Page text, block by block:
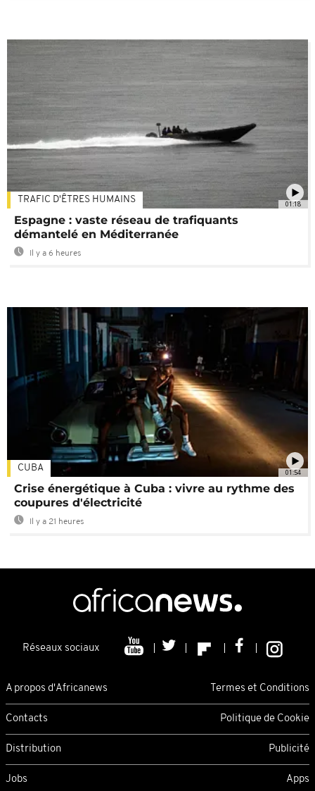
01:18
TRAFIC D'ÊTRES HUMAINS
Espagne : vaste réseau de trafiquants
démantelé en Méditerranée
Il y a 6 heures
01:54
CUBA
Crise énergétique à Cuba : vivre au rythme des
coupures d'électricité
Il y a 21 heures
Réseaux sociaux
A propos d'Africanews Termes et Conditions
Contacts Politique de Cookie
Distribution Publicité
Jobs Apps